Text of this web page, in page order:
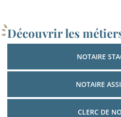
Découvrir les
NOTAIRE
NOTAIRE
CLERC DE